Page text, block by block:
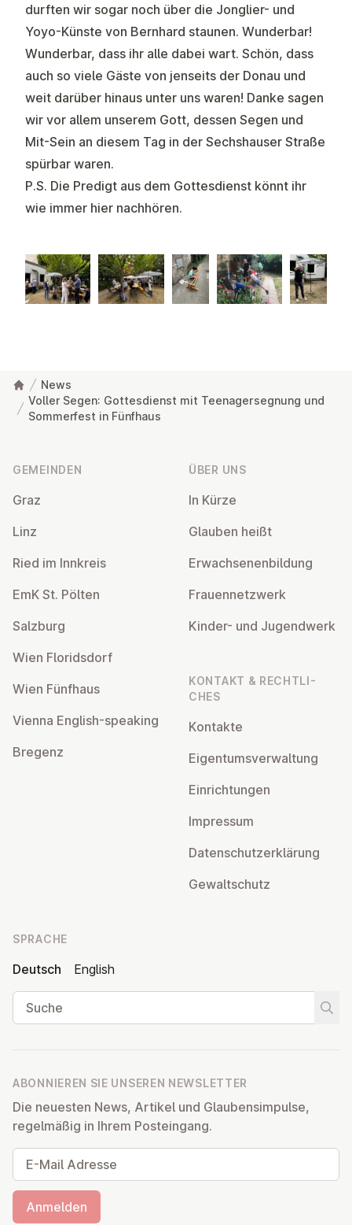
durften wir sogar noch über die Jonglier- und
Yoyo-Künste von Bernhard staunen. Wunderbar!
Wunderbar, dass ihr alle dabei wart. Schön, dass
auch so viele Gäste von jenseits der Donau und
weit darüber hinaus unter uns waren! Danke sagen
wir vor allem unserem Gott, dessen Segen und
Mit-Sein an diesem Tag in der Sechshauser Straße
spürbar waren.
P.S. Die Predigt aus dem Gottesdienst könnt ihr
wie immer hier nachhören.
News
Voller Segen: Gottesdienst mit Teenagersegnung und
Sommerfest in Fünfhaus
GEMEINDEN
Graz
Linz
Ried im Innkreis
EmK St. Pölten
Salzburg
Wien Flo­rids­dorf
Wien Fünfhaus
Vienna English-speaking
Bregenz
ÜBER UNS
In Kürze
Glauben heißt
Er­wach­se­nen­bil­dung
Frau­en­netz­werk
Kinder- und Ju­gend­werk
KONTAKT & RECHT­LI­
CHES
Kontakte
Ei­gen­tums­ver­wal­tung
Ein­rich­tun­gen
Impressum
Da­ten­schutz­er­klä­rung
Ge­walt­schutz
SPRACHE
Deutsch
English
Suche
ABONNIEREN SIE UNSEREN NEWSLETTER
Die neuesten News, Artikel und Glaubensimpulse,
regelmäßig in Ihrem Posteingang.
E-Mail Adresse
Anmelden